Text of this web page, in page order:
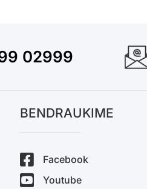
02999
BENDRAUKIME
Facebook
Youtube